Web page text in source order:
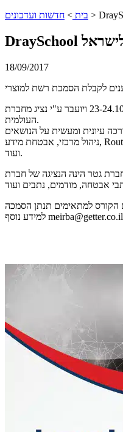
בית > חדשות ועדכונים >
18/09/2017
הקורס יפתח בתאריכים 23-24.10.17 ויועבר ע"י נציג מחברת DrayTek
העולמית.
ניהול מרכזי, אבטחת מידע, Routers/ Switchesת הכרת ממשק GUI
ועוד.
meirba@getter.co.il